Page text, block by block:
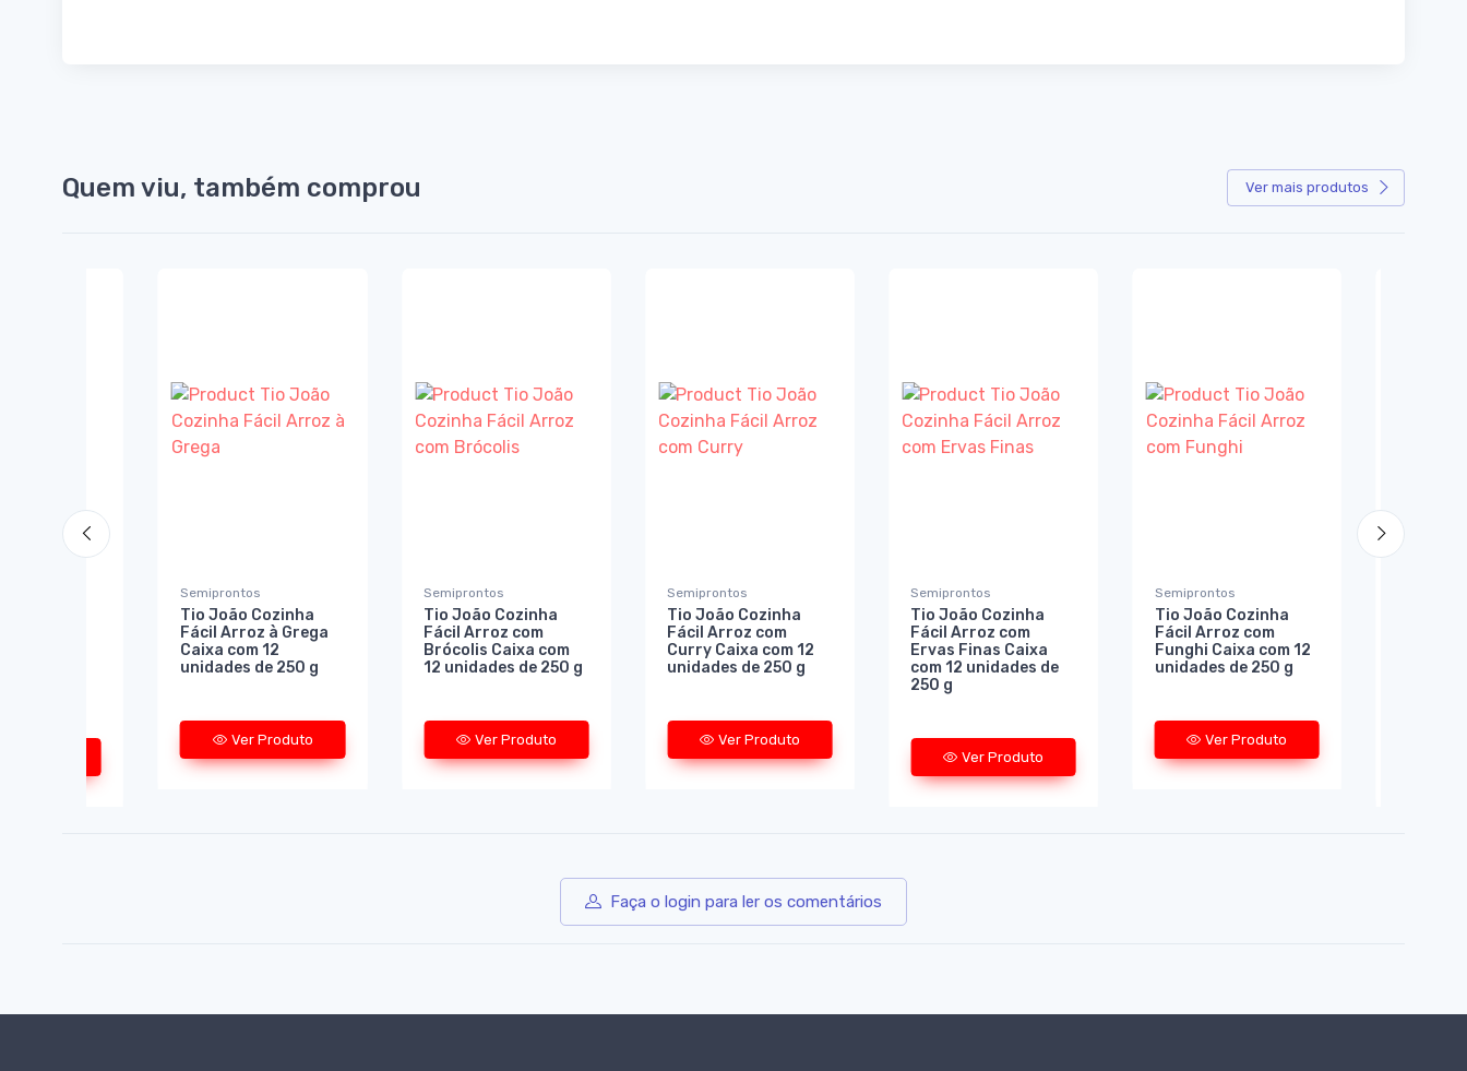
Quem viu, também comprou Ver mais produtos
Semiprontos
Tio João Cozinha
Fácil Arroz à Grega
Caixa com 12
unidades de 250 g
Ver Produto
Semiprontos
Tio João Cozinha
Fácil Arroz com
Brócolis Caixa com
12 unidades de 250 g
Ver Produto
Semiprontos
Tio João Cozinha
Fácil Arroz com
Curry Caixa com 12
unidades de 250 g
Ver Produto
Semiprontos
Tio João Cozinha
Fácil Arroz com
Ervas Finas Caixa
com 12 unidades de
250 g
Ver Produto
Semiprontos
Tio João Cozinha
Fácil Arroz com
Funghi Caixa com 12
unidades de 250 g
Ver Produto
Faça o login para ler os comentários